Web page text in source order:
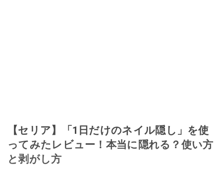
【セリア】「1日だけのネイル隠し」を使
ってみたレビュー！本当に隠れる？使い方
と剥がし方